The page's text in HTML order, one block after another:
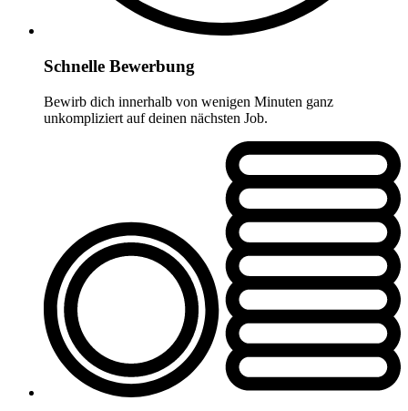
Schnelle Bewerbung
Bewirb dich innerhalb von wenigen Minuten ganz
unkompliziert auf deinen nächsten Job.